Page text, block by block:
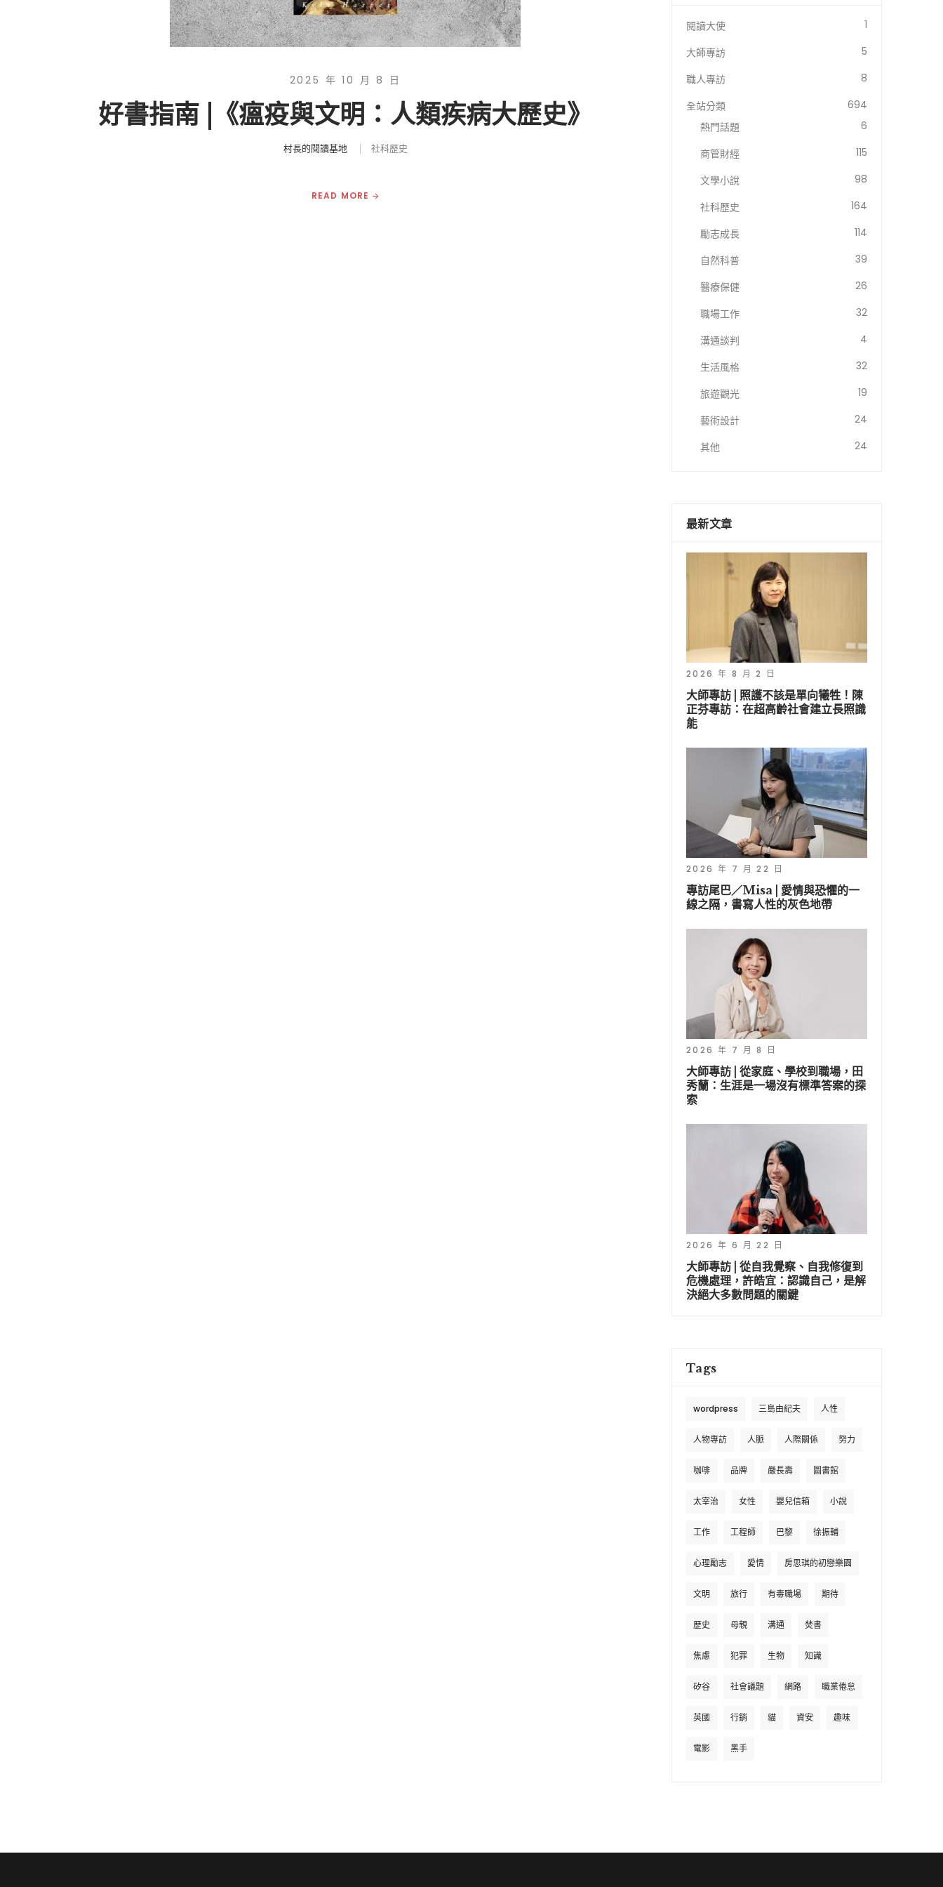
2025 年 10 月 8 日
好書指南 |《瘟疫與文明：人類疾病大歷史》
村長的閱讀基地 社科歷史
READ MORE
閱讀大使
1
大師專訪
5
職人專訪
8
全站分類
694
熱門話題
6
商管財經
115
文學小說
98
社科歷史
164
勵志成長
114
自然科普
39
醫療保健
26
職場工作
32
溝通談判
4
生活風格
32
旅遊觀光
19
藝術設計
24
其他
24
最新文章
2026 年 8 月 2 日
大師專訪 | 照護不該是單向犧牲！陳
正芬專訪：在超高齡社會建立長照識
能
2026 年 7 月 22 日
專訪尾巴／Misa | 愛情與恐懼的一
線之隔，書寫人性的灰色地帶
2026 年 7 月 8 日
大師專訪 | 從家庭、學校到職場，田
秀蘭：生涯是一場沒有標準答案的探
索
2026 年 6 月 22 日
大師專訪 | 從自我覺察、自我修復到
危機處理，許皓宜：認識自己，是解
決絕大多數問題的關鍵
Tags
wordpress 三島由紀夫 人性
人物專訪 人脈 人際關係 努力
咖啡 品牌 嚴長壽 圖書館
太宰治 女性 嬰兒信箱 小說
工作 工程師 巴黎 徐振輔
心理勵志 愛情 房思琪的初戀樂園
文明 旅行 有毒職場 期待
歷史 母親 溝通 焚書
焦慮 犯罪 生物 知識
矽谷 社會議題 網路 職業倦怠
英國 行銷 貓 資安 趣味
電影 黑手